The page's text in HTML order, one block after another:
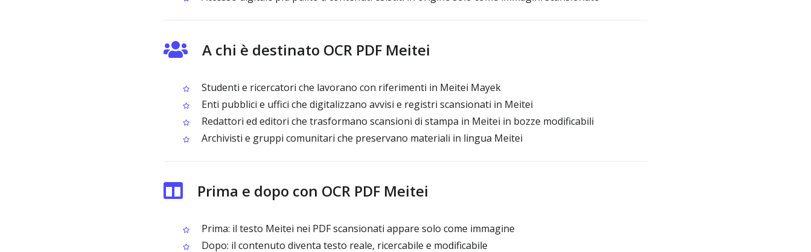
A chi è destinato OCR PDF Meitei
Studenti e ricercatori che lavorano con riferimenti in Meitei Mayek
Enti pubblici e uffici che digitalizzano avvisi e registri scansionati in Meitei
Redattori ed editori che trasformano scansioni di stampa in Meitei in bozze modificabili
Archivisti e gruppi comunitari che preservano materiali in lingua Meitei
Prima e dopo con OCR PDF Meitei
Prima: il testo Meitei nei PDF scansionati appare solo come immagine
Dopo: il contenuto diventa testo reale, ricercabile e modificabile